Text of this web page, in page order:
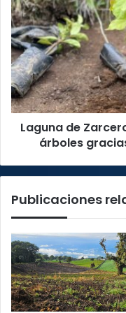
de
Zarcero
se
fortalece
con
150
nuevos
árboles
gracias
Laguna de
árboles
Publicaciones